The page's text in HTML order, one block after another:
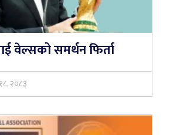
वेल्सको समर्थन फिर्ता
२०८३